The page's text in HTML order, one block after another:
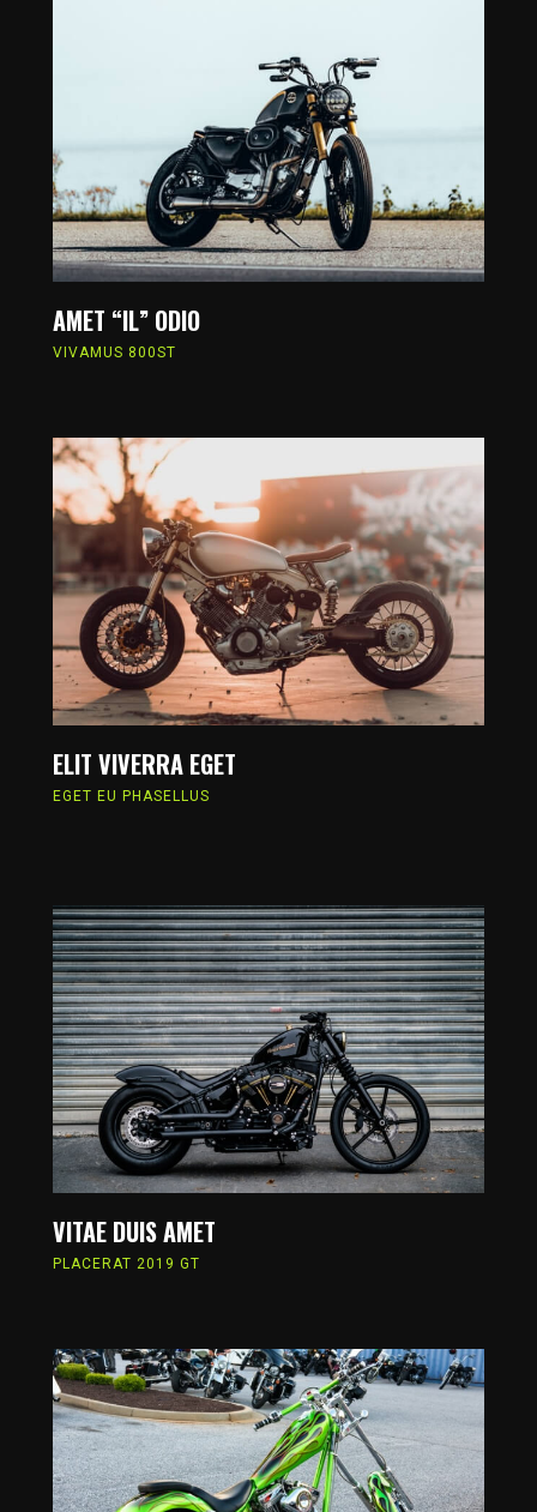
AMET “IL” ODIO
VIVAMUS 800ST
ELIT VIVERRA EGET
EGET EU PHASELLUS
VITAE DUIS AMET
PLACERAT 2019 GT